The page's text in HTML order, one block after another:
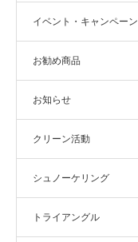
イベント・キャンペーン
お勧め商品
お知らせ
クリーン活動
シュノーケリング
トライアングル